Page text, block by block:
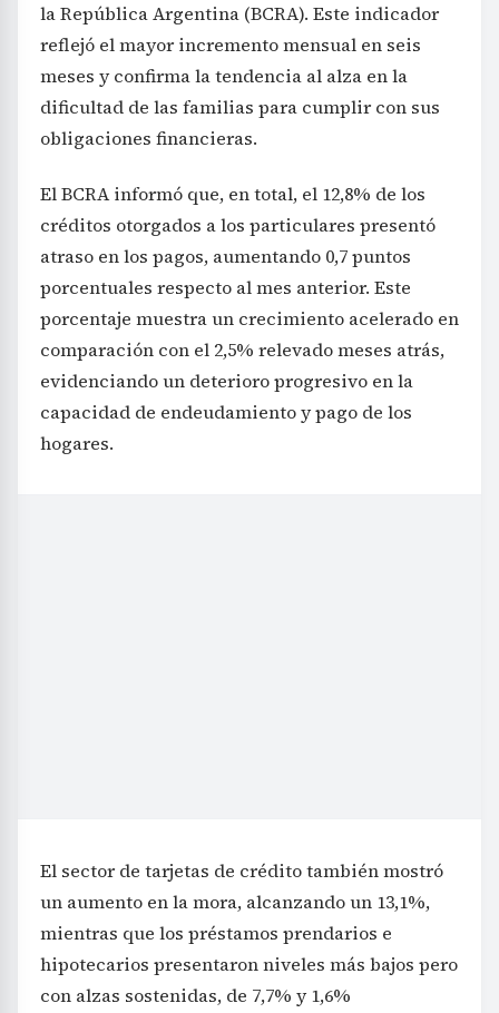
la República Argentina (BCRA). Este indicador
reflejó el mayor incremento mensual en seis
meses y confirma la tendencia al alza en la
dificultad de las familias para cumplir con sus
obligaciones financieras.
El BCRA informó que, en total, el 12,8% de los
créditos otorgados a los particulares presentó
atraso en los pagos, aumentando 0,7 puntos
porcentuales respecto al mes anterior. Este
porcentaje muestra un crecimiento acelerado en
comparación con el 2,5% relevado meses atrás,
evidenciando un deterioro progresivo en la
capacidad de endeudamiento y pago de los
hogares.
El sector de tarjetas de crédito también mostró
un aumento en la mora, alcanzando un 13,1%,
mientras que los préstamos prendarios e
hipotecarios presentaron niveles más bajos pero
con alzas sostenidas, de 7,7% y 1,6%